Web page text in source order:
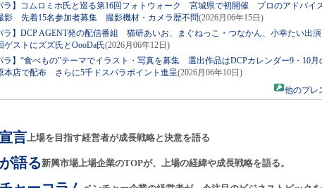
ラ】コムロミホ氏と巡る第16回フォトウォーク 宮城県で初開催 プロのアドバイ
影 先着15名参加者募集 撮影機材・カメラ歴不問(2026月06年15日)
ラ】DCP AGENT発の配信番組 猫研あいお、まぐねっこ・つなかん、小幸たい出
ストにズズ氏とOooDa氏(2026月06年12日)
ラ】“食べもの”テーマでイラスト・写真を募集 選出作品はDCPカレンダー9・10
本店で配布 さらに5千ドスパラポイント進呈(2026月06年10日)
他のプレ
言上場を目指す経営者が成長戦略と決意を語る
語る新興市場上場企業のTOPが、上場の経緯や成長戦略を語る。